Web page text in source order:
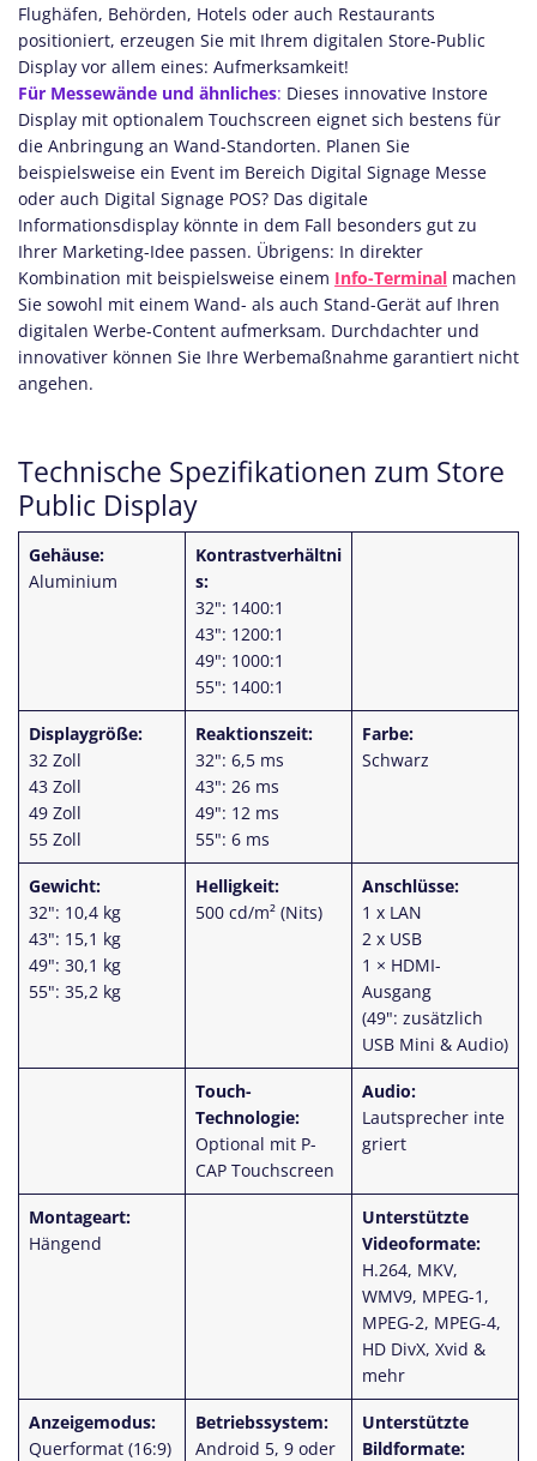
Flughäfen, Behörden, Hotels oder auch Restaurants
positioniert, erzeugen Sie mit Ihrem digitalen Store-Public
Display vor allem eines: Aufmerksamkeit!
Für Messewände und ähnliches: Dieses innovative Instore
Display mit optionalem Touchscreen eignet sich bestens für
die Anbringung an Wand-Standorten. Planen Sie
beispielsweise ein Event im Bereich Digital Signage Messe
oder auch Digital Signage POS? Das digitale
Informationsdisplay könnte in dem Fall besonders gut zu
Ihrer Marketing-Idee passen. Übrigens: In direkter
Kombination mit beispielsweise einem Info-Terminal machen
Sie sowohl mit einem Wand- als auch Stand-Gerät auf Ihren
digitalen Werbe-Content aufmerksam. Durchdachter und
innovativer können Sie Ihre Werbemaßnahme garantiert nicht
angehen.
Technische Spezifikationen zum Store
Public Display
Gehäuse:
Aluminium
Kontrastverhältni
s:
32": 1400:1
43": 1200:1
49": 1000:1
55": 1400:1
Displaygröße:
32 Zoll
43 Zoll
49 Zoll
55 Zoll
Reaktionszeit:
32": 6,5 ms
43": 26 ms
49": 12 ms
55": 6 ms
Farbe:
Schwarz
Gewicht:
32": 10,4 kg
43": 15,1 kg
49": 30,1 kg
55": 35,2 kg
Helligkeit:
500 cd/m² (Nits)
Anschlüsse:
1 x LAN
2 x USB
1 × HDMI-
Ausgang
(49": zusätzlich
USB Mini & Audio)
Touch-
Technologie:
Optional mit P-
CAP Touchscreen
Audio:
Lautsprecher inte
griert
Montageart:
Hängend
Unterstützte
Videoformate:
H.264, MKV,
WMV9, MPEG-1,
MPEG-2, MPEG-4,
HD DivX, Xvid &
mehr
Anzeigemodus:
Querformat (16:9)
Betriebssystem:
Android 5, 9 oder
Unterstützte
Bildformate: